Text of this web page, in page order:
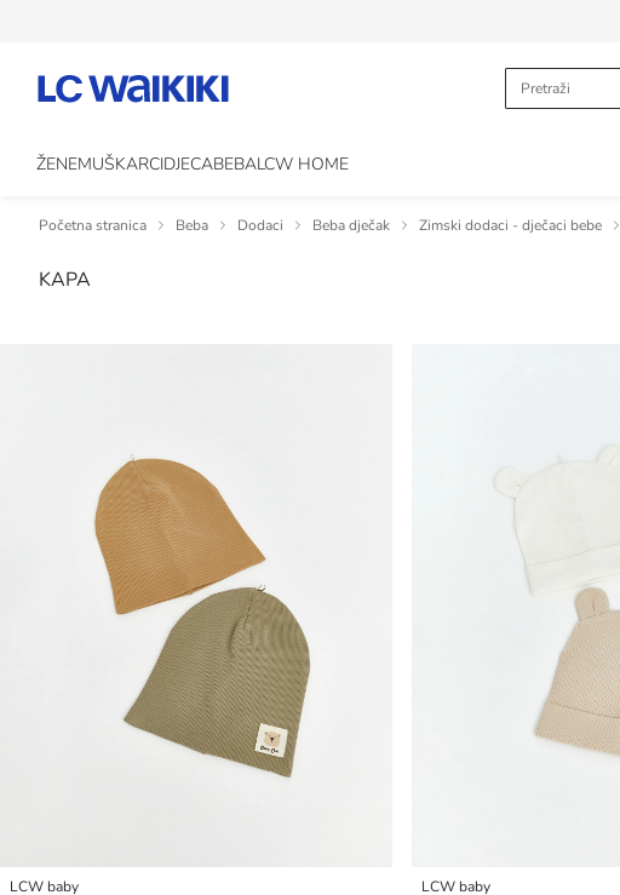
ŽENEMUŠKARCIDJECABEBALCW HOME
Početna stranica Beba Dodaci Beba dječak Zimski dodaci - dječaci bebe
KAPA
LCW baby
LCW baby